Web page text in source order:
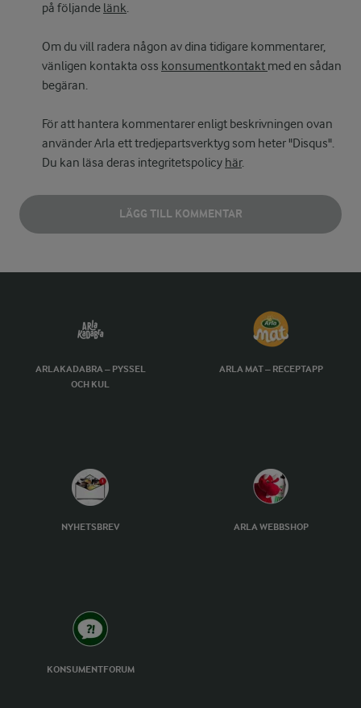
på följande länk.
Om du vill radera någon av dina tidigare kommentarer,
vänligen kontakta oss konsumentkontakt med en sådan
begäran.
För att hantera kommentarer enligt beskrivningen ovan
använder Arla ett tredjepartsverktyg som heter "Disqus".
Du kan läsa deras integritetspolicy här.
LÄGG TILL KOMMENTAR
ARLAKADABRA – PYSSEL
OCH KUL
ARLA MAT – RECEPTAPP
NYHETSBREV ARLA WEBBSHOP
KONSUMENTFORUM